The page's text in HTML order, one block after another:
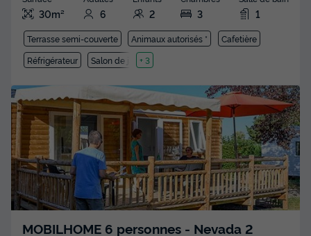
30m² 6 2 3 1
Terrasse semi-couverte Animaux autorisés *
Cafetière
Réfrigérateur
Salon de jardin
+ 3
MOBILHOME 6 personnes - Nevada 2